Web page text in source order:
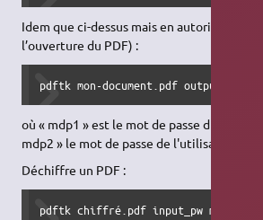
Idem que ci-dessus mais en autorisant
l’ouverture du PDF) :
pdftk mon-document.pdf output mon-
où « mdp1 » est le mot de passe du
mdp2 » le mot de passe de l'utilisateur (à
Déchiffre un PDF :
pdftk chiffré.pdf input_pw mot-de-